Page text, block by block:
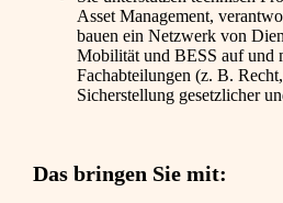
Asset Management,
bauen ein Netzwerk von
Mobilität und BESS auf und
Fachabteilungen (z. B.
Sicherstellung gesetzlicher
Das bringen Sie mit: